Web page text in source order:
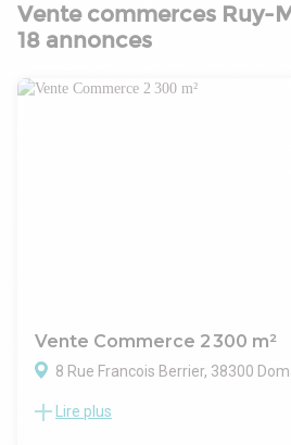
Vente commerces Ruy-
18 annonces
Vente Commerce 2 300 m²
8 Rue Francois Berrier, 38300
Bel hotel de charme dans ville en
Lire plus